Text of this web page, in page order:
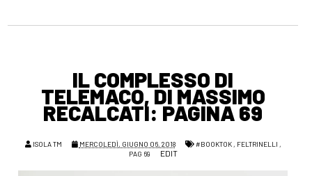
IL COMPLESSO DI
TELEMACO, DI MASSIMO
RECALCATI: PAGINA 69
ISOLA TM MERCOLEDÌ, GIUGNO 06, 2018 #BOOKTOK, FELTRINELLI ,
PAG 69
EDIT